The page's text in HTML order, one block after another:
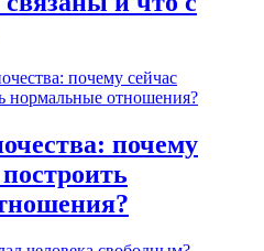
почему